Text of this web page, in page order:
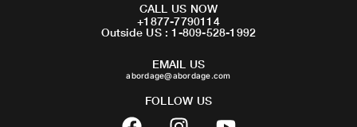
CALL US NOW
+1877-7790114
Outside US : 1-809-528-1992
EMAIL US
abordage@abordage.com
FOLLOW US
F
I
Y